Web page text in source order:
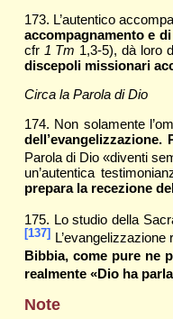
173. L’autentico
accompagnamento e
cfr1 Tm 1,3-5), dà loro
discepoli missionari
Circa la Parola di Dio
174. Non solamente
Parola di Dio «diventi
un’autentica
prepara la recezione
175. Lo studio della
[137]L’evangelizzazione
Bibbia, come pure ne
realmente «Dio ha
Note